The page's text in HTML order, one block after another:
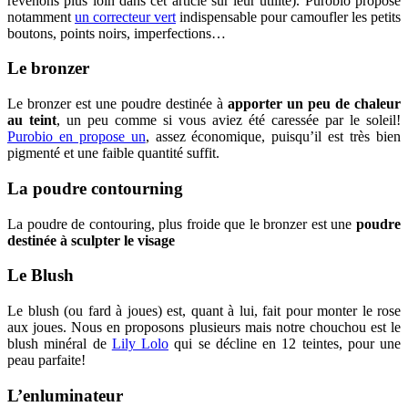
notamment un correcteur vert indispensable pour camoufler les petits
boutons, points noirs, imperfections…
Le bronzer
Le bronzer est une poudre destinée à apporter un peu de chaleur
au teint, un peu comme si vous aviez été caressée par le soleil!
Purobio en propose un, assez économique, puisqu’il est très bien
pigmenté et une faible quantité suffit.
La poudre contourning
La poudre de contouring, plus froide que le bronzer est une poudre
destinée à sculpter le visage
Le Blush
Le blush (ou fard à joues) est, quant à lui, fait pour monter le rose
aux joues. Nous en proposons plusieurs mais notre chouchou est le
blush minéral de Lily Lolo qui se décline en 12 teintes, pour une
peau parfaite!
L’enluminateur